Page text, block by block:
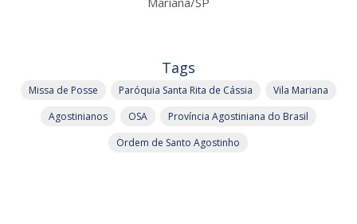
Tags
Missa de Posse Paróquia Santa Rita de Cássia
Vila Mariana
Agostinianos
OSA
Província Agostiniana do Brasil
Ordem de Santo Agostinho